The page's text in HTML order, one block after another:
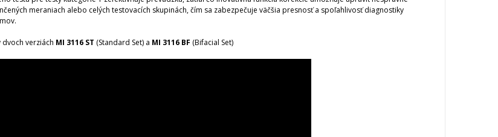
meraniach alebo celých testovacích skupinách, čím sa zabezpečuje väčšia presnosť a spoľahlivosť diagnostiky
verziách MI 3116 ST (Standard Set) a MI 3116 BF (Bifacial Set)